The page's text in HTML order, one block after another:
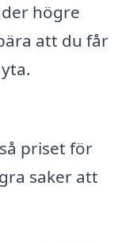
högre
att du får
priset för
saker att